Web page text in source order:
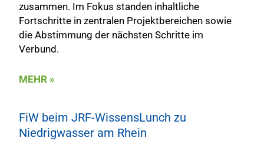
zusammen. Im Fokus standen inhaltliche
Fortschritte in zentralen Projektbereichen sowie
die Abstimmung der nächsten Schritte im
Verbund.
MEHR »
FiW beim JRF-WissensLunch zu
Niedrigwasser am Rhein